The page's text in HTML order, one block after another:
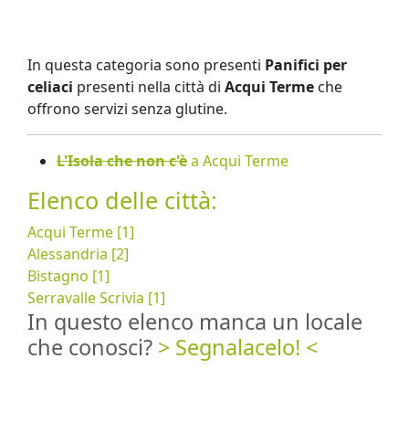
In questa categoria sono presenti Panifici per
celiaci presenti nella città di Acqui Terme che
offrono servizi senza glutine.
L'Isola che non c'èa Acqui Terme
Elenco delle città:
Acqui Terme [1]
Alessandria [2]
Bistagno [1]
Serravalle Scrivia [1]
In questo elenco manca un locale
che conosci? > Segnalacelo! <